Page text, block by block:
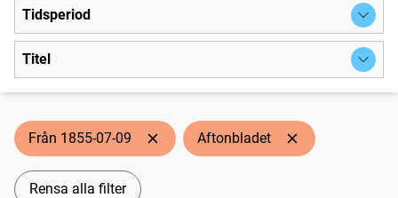
Tidsperiod
Titel
Från 1855-07-09 Aftonbladet
Rensa alla filter